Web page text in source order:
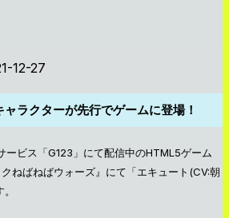
12-27
ラクターが先行でゲームに登場！
ービス「G123」にて配信中のHTML5ゲーム
クねばねばウォーズ』にて「エキュート(CV:朝